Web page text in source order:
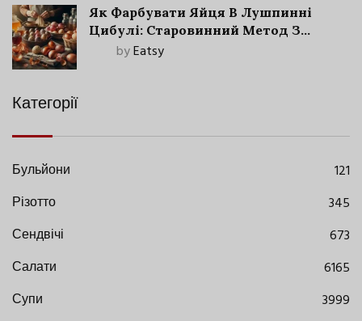
Як Фарбувати Яйця В Лушпинні
Цибулі: Старовинний Метод З
Сучасними Нюансами
byEatsy
Категорії
Бульйони
121
Різотто
345
Сендвічі
673
Салати
6165
Супи
3999